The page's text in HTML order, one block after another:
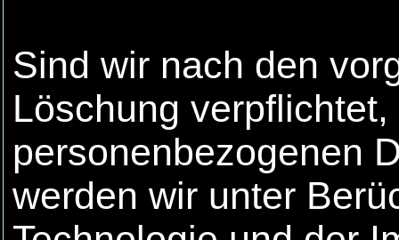
Sind wir nach den
Löschung
personenbezogenen
werden wir unter